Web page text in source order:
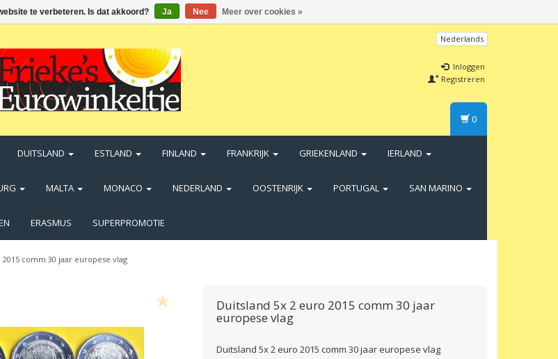
Nederlands
Inloggen
Registreren
DUITSLAND ESTLAND FINLAND FRANKRIJK GRIEKENLAND IERLAND
MALTA MONACO NEDERLAND OOSTENRIJK PORTUGAL SAN MARINO
ERASMUS SUPERPROMOTIE
0
comm 30 jaar europese vlag
Duitsland 5x 2 euro 2015 comm 30 jaar
europese vlag
Duitsland 5x 2 euro 2015 comm 30 jaar europese vlag
te verbeteren. Is dat akkoord? Ja Nee Meer over cookies »